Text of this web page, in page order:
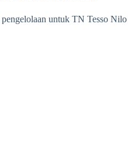
untuk TN Tesso